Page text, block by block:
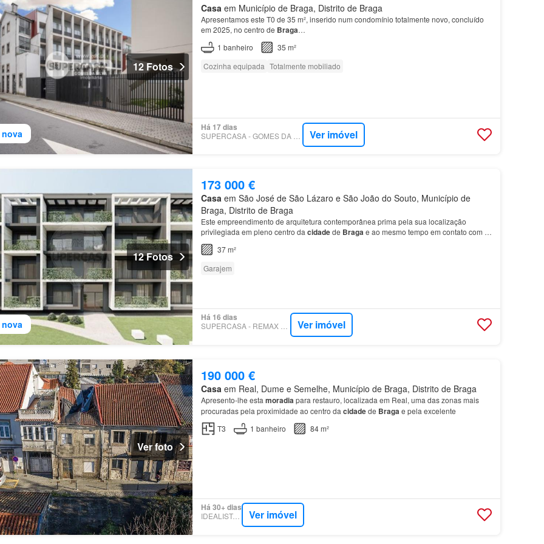
nova
12 Fotos
Casa em Município de Braga, Distrito de Braga
Apresentamos este T0 de 35 m², inserido num condomínio totalmente novo, concluído
em 2025, no centro de Braga…
1 banheiro
35 m²
Cozinha equipada Totalmente mobiliado
Há 17 dias
Ver imóvel
12 Fotos
173 000 €
Casaem São José de São Lázaro e São João do Souto, Município de
Braga, Distrito de Braga
Este empreendimento de arquitetura contemporânea prima pela sua localização
privilegiada em pleno centro da cidadede Bragae ao mesmo tempo em contato com a
natureza pela sua proximidade ao parque da
37 m²
Garajem
Há 16 dias
Ver imóvel
Ver foto
190 000 €
Casa em Real, Dume e Semelhe, Município de Braga, Distrito de Braga
Apresento-lhe esta moradiapara restauro, localizada em Real, uma das zonas mais
procuradas pela proximidade ao centro da cidadede Bragae pela excelente
T3
1 banheiro 84 m²
Há 30+ dias
IDEALISTA.PT Ver imóvel